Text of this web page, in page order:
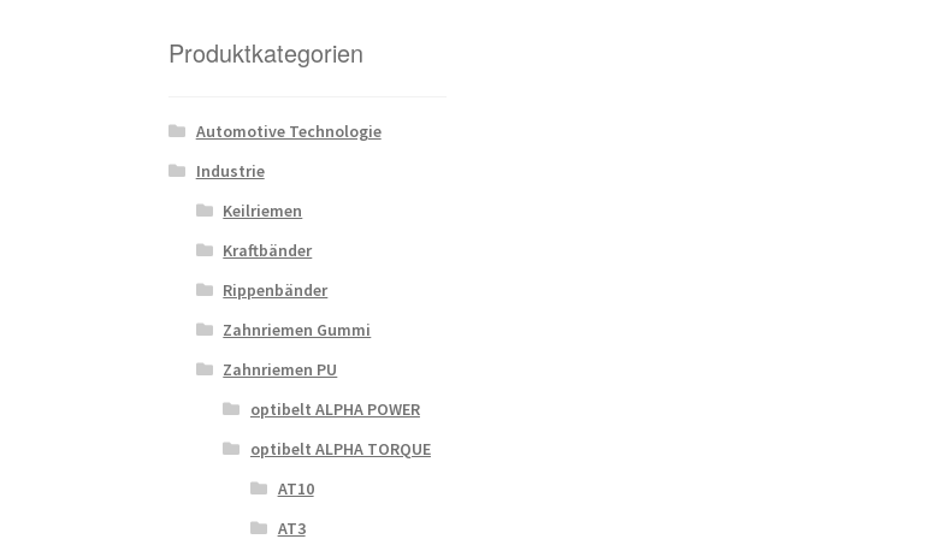
Produktkategorien
Automotive Technologie
Industrie
Keilriemen
Kraftbänder
Rippenbänder
Zahnriemen Gummi
Zahnriemen PU
optibelt ALPHA POWER
optibelt ALPHA TORQUE
AT10
AT3